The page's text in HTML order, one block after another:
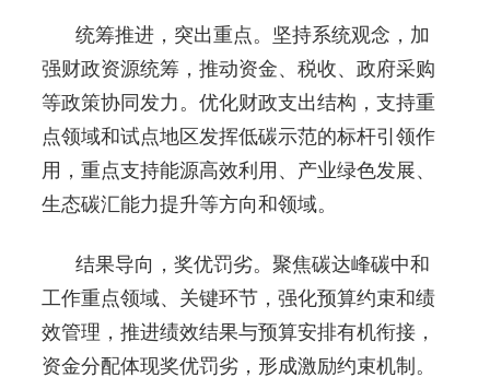
统筹推进，突出重点。坚持系统观念，加
强财政资源统筹，推动资金、税收、政府采购
等政策协同发力。优化财政支出结构，支持重
点领域和试点地区发挥低碳示范的标杆引领作
用，重点支持能源高效利用、产业绿色发展、
生态碳汇能力提升等方向和领域。
结果导向，奖优罚劣。聚焦碳达峰碳中和
工作重点领域、关键环节，强化预算约束和绩
效管理，推进绩效结果与预算安排有机衔接，
资金分配体现奖优罚劣，形成激励约束机制。